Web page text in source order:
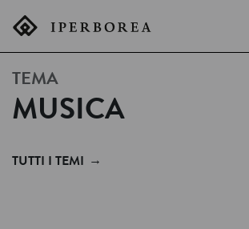
TEMA
MUSICA
TUTTI I TEMI →